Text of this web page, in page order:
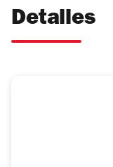
Detalles